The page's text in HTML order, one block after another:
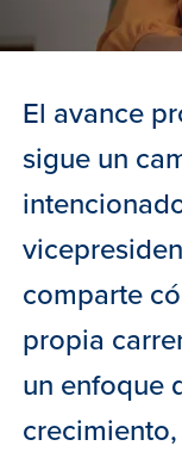
El avance
sigue un
comparte
propia
un enfoque